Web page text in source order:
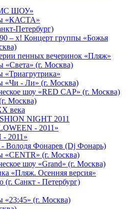
ШОУ»
«КАСТА»
Петербург)
– х! Концерт группы «Божья
пенных вечеринок «Пляж»
«Света» (г. Москва)
«Триагрутрика»
«Чи - Ли» (г. Москва)
шоу «RED CAP» (г. Москва)
Москва)
века
NIGHT 2011
- 2011»
2011»
- Володя Фонарев (Dj Фонарь)
«CENTR» (г. Москва)
шоу «Grand» (г. Москва)
«Пляж. Осенняя версия»
(г. Санкт - Петербург)
«23:45» (г. Москва)